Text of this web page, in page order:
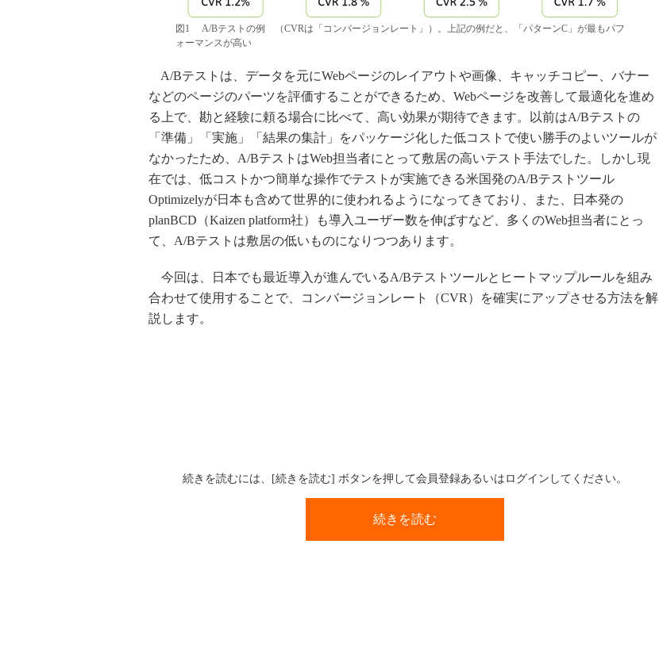
図1 A/Bテストの例 （CVRは「コンバージョンレート」）。上記の例だと、「パターンC」が最もパフ
ォーマンスが高い
A/Bテストは、データを元にWebページのレイアウトや画像、キャッチコピー、バナー
などのページのパーツを評価することができるため、Webページを改善して最適化を進め
る上で、勘と経験に頼る場合に比べて、高い効果が期待できます。以前はA/Bテストの
「準備」「実施」「結果の集計」をパッケージ化した低コストで使い勝手のよいツールが
なかったため、A/BテストはWeb担当者にとって敷居の高いテスト手法でした。しかし現
在では、低コストかつ簡単な操作でテストが実施できる米国発のA/Bテストツール
Optimizelyが日本も含めて世界的に使われるようになってきており、また、日本発の
planBCD（Kaizen platform社）も導入ユーザー数を伸ばすなど、多くのWeb担当者にとっ
て、A/Bテストは敷居の低いものになりつつあります。
今回は、日本でも最近導入が進んでいるA/Bテストツールとヒートマップルールを組み
合わせて使用することで、コンバージョンレート（CVR）を確実にアップさせる方法を解
説します。
続きを読むには、[続きを読む] ボタンを押して会員登録あるいはログインしてください。
続きを読む